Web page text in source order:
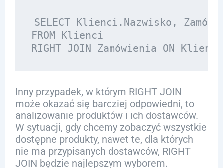
SELECT Klienci.Nazwisko,
FROM Klienci
Inny przypadek, w którym RIGHT JOIN
może okazać się bardziej odpowiedni, to
analizowanie produktów i ich dostawców.
W sytuacji, gdy chcemy zobaczyć wszystkie
dostępne produkty, nawet te, dla których
nie ma przypisanych dostawców, RIGHT
JOIN będzie najlepszym wyborem.